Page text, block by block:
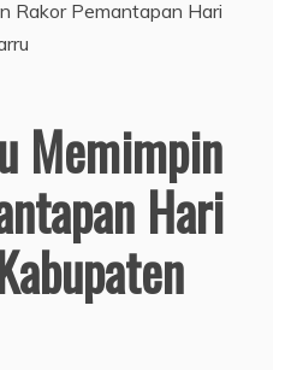
Memimpin
Hari